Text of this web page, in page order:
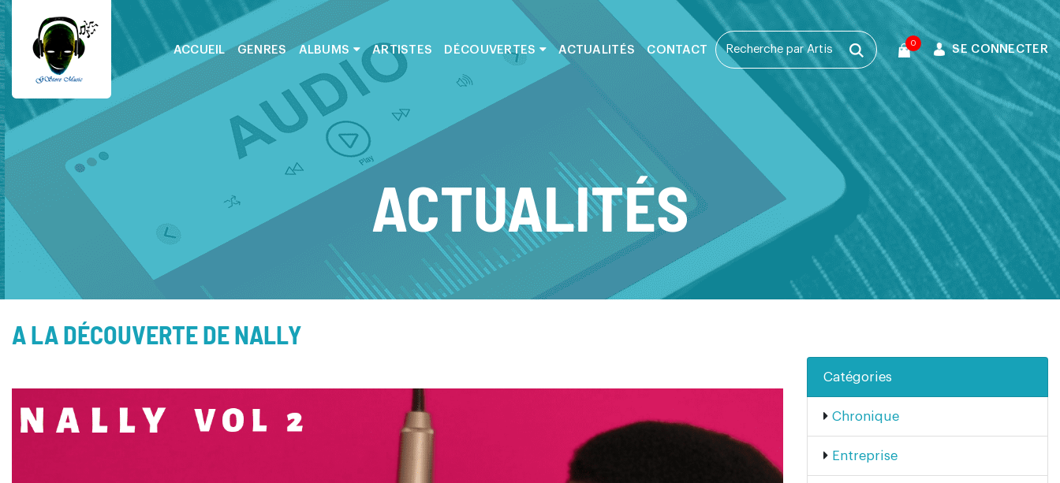
ACCUEIL GENRES ALBUMS ARTISTES DÉCOUVERTES ACTUALITÉS CONTACT
0 SE CONNECTER
ACTUALITÉS
A LA DÉCOUVERTE DE NALLY
Catégories
Chronique
Entreprise